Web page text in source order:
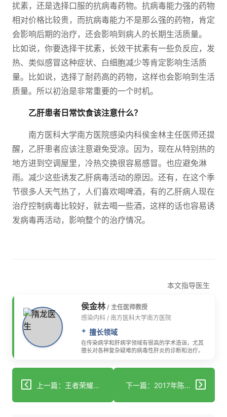
扰素，还是选择口服的抗病毒药物。抗病毒能力强的药物
相对价格比较贵，而抗病毒能力不是那么强的药物，肯定
会影响后期的治疗，还会影响到病人的长期生活质量。
比如说，你要选择干扰素，长效干扰素有一些负反应，发
热、类似感冒这种症状、白细胞减少等肯定影响生活质
量。比如说，选择了耐药高的药物，这样也会影响到生活
质量。所以初治是非常重要的一个时机。
乙肝患者日常饮食该注意什么？
南方医科大学南方医院感染内科侯金林主任医师还提
醒，乙肝患者应该注意避免受凉。因为，现在从特别热的
地方进到空调屋里，冷热交换很容易感冒。也应避免淋
雨。减少这些诱发乙肝病毒活动的原因。还有，在这个季
节很多人天气热了，人们喜欢喝啤酒，有的乙肝病人现在
治疗控制病毒比较好，就去喝一些酒，这样的话也容易诱
发病毒再活动，影响整个的治疗情况。
本文指导医生
侯金林/ 主任医师教授
感染内科 / 南方医科大学南方医院
擅长领域
在传染病学和肝病学领域有很高的学术造诣，尤其
擅长对各种复杂疑难的病毒性肝炎的诊断和治疗。
上一篇：王者荣耀主播过劳猝死 熬夜族需警惕猝死前征兆 下一篇：2017年陈李济壮腰健肾丸特约“好医生健康广东行”活动预告